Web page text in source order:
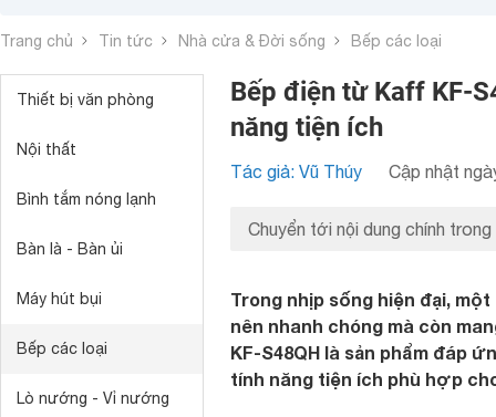
Trang chủ Tin tức Nhà cửa & Đời sống Bếp các loại
Thiết bị văn phòng
Nội thất
Bình tắm nóng lạnh
Bàn là - Bàn ủi
Máy hút bụi
Bếp các loại
Lò nướng - Vỉ nướng
Bếp điện từ Kaff KF-
năng tiện ích
Tác giả: Vũ Thúy Cập nhật
Chuyển tới nội dung chính trong
Trong nhịp sống hiện đại,
nên nhanh chóng mà còn
KF-S48QH là sản phẩm đáp
tính năng tiện ích phù hợp